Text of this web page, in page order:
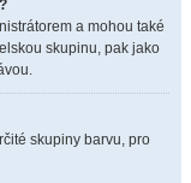
a mohou také
skupinu, pak jako
skupiny barvu, pro